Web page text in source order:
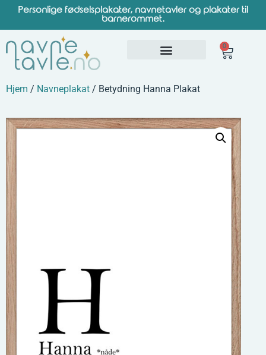
Personlige fødselsplakater, navnetavler og plakater til
barnerommet.
0
Hjem / Navneplakat / Betydning Hanna Plakat